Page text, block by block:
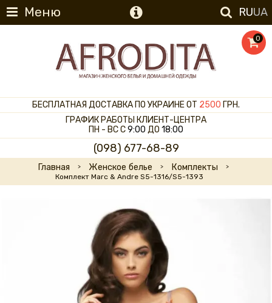
Меню RUUA
0
БЕСПЛАТНАЯ ДОСТАВКА ПО УКРАИНЕ ОТ 2500 ГРН.
ГРАФИК РАБОТЫ КЛИЕНТ-ЦЕНТРА
ПН - ВС С9:00 ДО 18:00
(098) 677-68-89
Главная Женское белье Комплекты
Комплект Marc & Andre S5-1316/S5-1393